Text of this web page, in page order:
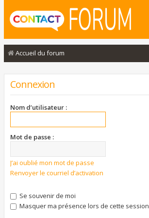
Accueil du forum
Connexion
Nom d’utilisateur :
Mot de passe :
J’ai oublié mon mot de passe
Renvoyer le courriel d’activation
Se souvenir de moi
Masquer ma présence lors de cette session